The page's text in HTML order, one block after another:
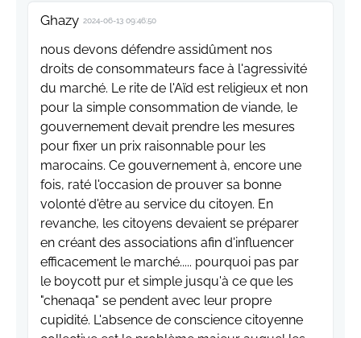
Ghazy 2024-06-13 09:46:50
nous devons défendre assidûment nos
droits de consommateurs face à l'agressivité
du marché. Le rite de l'Aïd est religieux et non
pour la simple consommation de viande, le
gouvernement devait prendre les mesures
pour fixer un prix raisonnable pour les
marocains. Ce gouvernement à, encore une
fois, raté l'occasion de prouver sa bonne
volonté d'être au service du citoyen. En
revanche, les citoyens devaient se préparer
en créant des associations afin d'influencer
efficacement le marché..... pourquoi pas par
le boycott pur et simple jusqu'à ce que les
"chenaqa" se pendent avec leur propre
cupidité. L'absence de conscience citoyenne